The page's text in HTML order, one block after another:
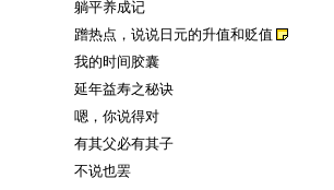
躺平养成记
蹭热点，说说日元的升值和贬值
我的时间胶囊
延年益寿之秘诀
嗯，你说得对
有其父必有其子
不说也罢